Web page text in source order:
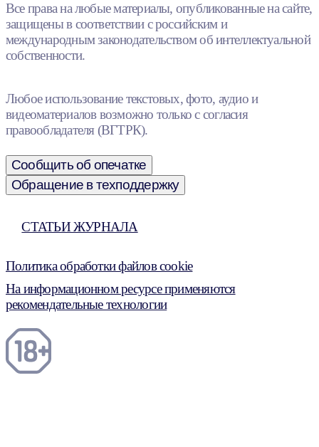
Все права на любые материалы, опубликованные на сайте,
защищены в соответствии с российским и
международным законодательством об интеллектуальной
собственности.
Любое использование текстовых, фото, аудио и
видеоматериалов возможно только с согласия
правообладателя (ВГТРК).
Сообщить об опечатке
Обращение в техподдержку
СТАТЬИ ЖУРНАЛА
Политика обработки файлов cookie
На информационном ресурсе применяются
рекомендательные технологии